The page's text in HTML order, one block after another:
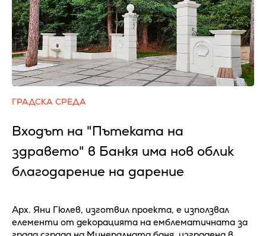
ГРАДСКА СРЕДА
Входът на "Пътеката на
здравето" в Банкя има нов облик
благодарение на дарение
Арх. Яни Гюлев, изготвил проекта, е използвал
елементи от декорацията на емблематичната за